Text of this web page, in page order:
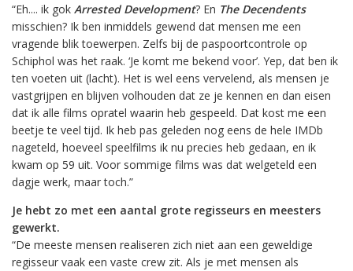
“Eh.... ik gok Arrested Development? En The Decendents
misschien? Ik ben inmiddels gewend dat mensen me een
vragende blik toewerpen. Zelfs bij de paspoortcontrole op
Schiphol was het raak. ‘Je komt me bekend voor’. Yep, dat ben ik
ten voeten uit (lacht). Het is wel eens vervelend, als mensen je
vastgrijpen en blijven volhouden dat ze je kennen en dan eisen
dat ik alle films opratel waarin heb gespeeld. Dat kost me een
beetje te veel tijd. Ik heb pas geleden nog eens de hele IMDb
nageteld, hoeveel speelfilms ik nu precies heb gedaan, en ik
kwam op 59 uit. Voor sommige films was dat welgeteld een
dagje werk, maar toch.”
Je hebt zo met een aantal grote regisseurs en meesters
gewerkt.
“De meeste mensen realiseren zich niet aan een geweldige
regisseur vaak een vaste crew zit. Als je met mensen als